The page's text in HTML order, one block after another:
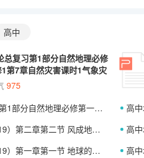
高中
总复习第1部分自然地理必修
第7章自然灾害课时1气象灾
975
选择性必修1第7章自然灾害课时1气象灾害课件
高中地
章第二节 风成地貌（课件）
高中
球的宇宙环境（第二课时）（课件）
高中